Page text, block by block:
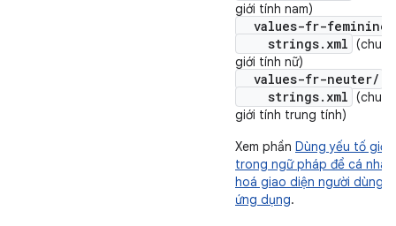
giới tính nam)
values-fr-feminine/
strings.xml (chuỗi
giới tính nữ)
values-fr-neuter/
strings.xml (chuỗi
giới tính trung tính)
Xem phần Dùng yếu tố
trong ngữ pháp để cá nhân
hoá giao diện người dùng
ứng dụng.